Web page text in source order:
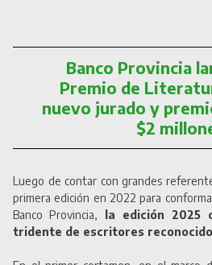
Banco Provincia
Premio de
nuevo jurado y
$2
Luego de contar con grandes
primera edición en 2022 para
Banco Provincia,
la edición 2025
tridente de escritores